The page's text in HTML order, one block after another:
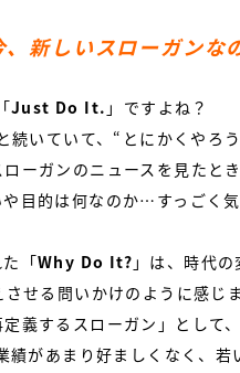
、新しいスローガンな
Just Do It. 」ですよね？
続いていて、“とにかくやろ
ーガンのニュースを見たと
目的は何なのか…すっごく気
「Why Do It? 」は、時代
せる問いかけのように感じま
定義するスローガン」として
績があまり好ましくなく、